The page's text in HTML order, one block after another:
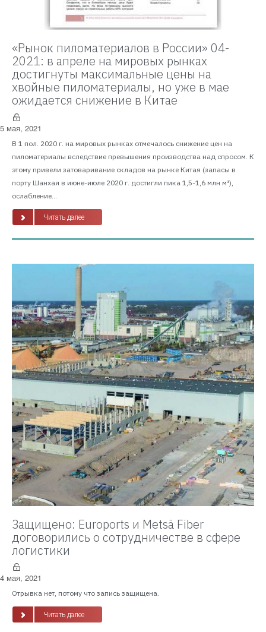
«Рынок пиломатериалов в России» 04-
2021: в апреле на мировых рынках
достигнуты максимальные цены на
хвойные пиломатериалы, но уже в мае
ожидается снижение в Китае
5 мая, 2021
В 1 пол. 2020 г. на мировых рынках отмечалось снижение цен на
пиломатериалы вследствие превышения производства над спросом. К
этому привели затоваривание складов на рынке Китая (запасы в
порту Шанхая в июне-июле 2020 г. достигли пика 1,5-1,6 млн м³),
ослабление...
Читать далее
Защищено: Euroports и Metsä Fiber
договорились о сотрудничестве в сфере
логистики
4 мая, 2021
Отрывка нет, потому что запись защищена.
Читать далее